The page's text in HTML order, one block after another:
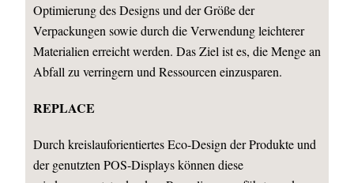
Optimierung des Designs und der Größe der
Verpackungen sowie durch die Verwendung leichterer
Materialien erreicht werden. Das Ziel ist es, die Menge an
Abfall zu verringern und Ressourcen einzusparen.
REPLACE
Durch kreislauforientiertes Eco-Design der Produkte und
der genutzten POS-Displays können diese